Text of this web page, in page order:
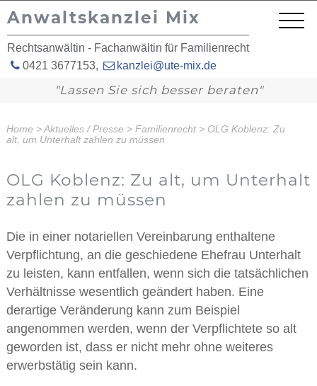
Anwaltskanzlei Mix
Rechtsanwältin - Fachanwältin für Familienrecht
0421 3677153, kanzlei@ute-mix.de
"Lassen Sie sich besser beraten"
Home >Aktuelles / Presse > Familienrecht> OLG Koblenz: Zu
alt, um Unterhalt zahlen zu müssen
OLG Koblenz: Zu alt, um Unterhalt
zahlen zu müssen
Die in einer notariellen Vereinbarung enthaltene
Verpflichtung, an die geschiedene Ehefrau Unterhalt
zu leisten, kann entfallen, wenn sich die tatsächlichen
Verhältnisse wesentlich geändert haben. Eine
derartige Veränderung kann zum Beispiel
angenommen werden, wenn der Verpflichtete so alt
geworden ist, dass er nicht mehr ohne weiteres
erwerbstätig sein kann.